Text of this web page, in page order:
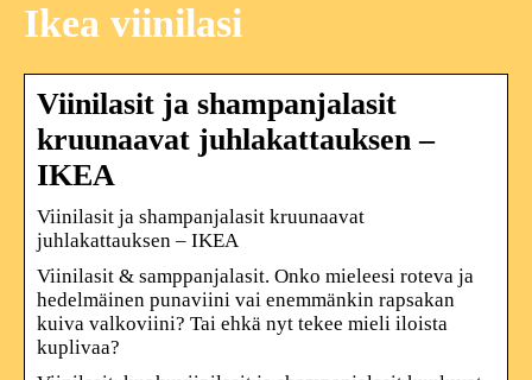
Ikea viinilasi
Viinilasit ja shampanjalasit
kruunaavat juhlakattauksen –
IKEA
Viinilasit ja shampanjalasit kruunaavat
juhlakattauksen – IKEA
Viinilasit & samppanjalasit. Onko mieleesi roteva ja
hedelmäinen punaviini vai enemmänkin rapsakan
kuiva valkoviini? Tai ehkä nyt tekee mieli iloista
kuplivaa?